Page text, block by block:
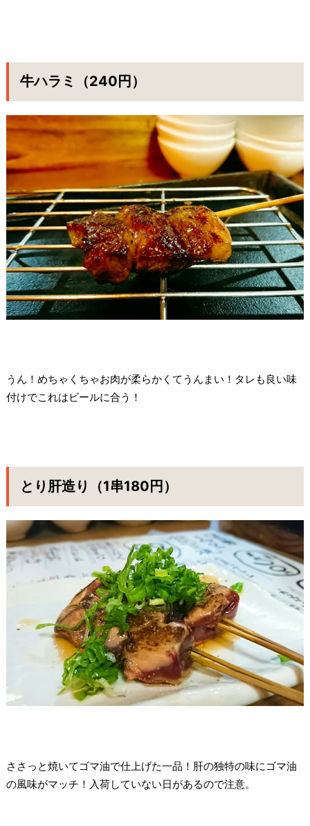
牛ハラミ（240円）
うん！めちゃくちゃお肉が柔らかくてうんまい！タレも良い味
付けでこれはビールに合う！
とり肝造り（1串180円）
ささっと焼いてゴマ油で仕上げた一品！肝の独特の味にゴマ油
の風味がマッチ！入荷していない日があるので注意。